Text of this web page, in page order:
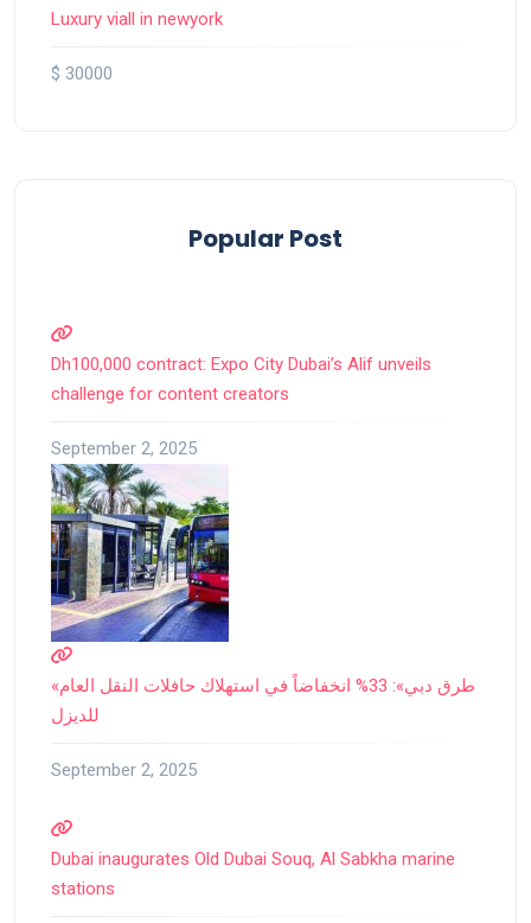
Luxury viall in newyork
$ 30000
Popular Post
Dh100,000 contract: Expo City Dubai’s Alif unveils
challenge for content creators
September 2, 2025
«طرق دبي»: 33% انخفاضاً في استهلاك حافلات النقل العام
للديزل
September 2, 2025
Dubai inaugurates Old Dubai Souq, Al Sabkha marine
stations